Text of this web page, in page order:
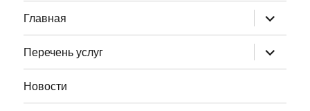
Главная раскрыть
дочернее
меню
Перечень услуг
раскрыть
дочернее
меню
Новости